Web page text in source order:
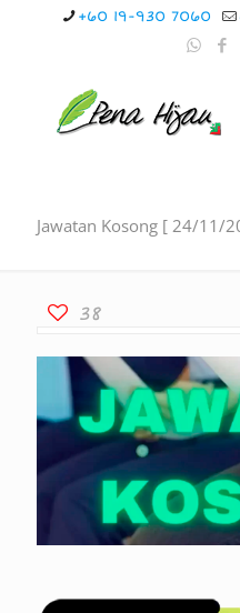
+60 19-930 7060
Jawatan Kosong [ 24/11/
38